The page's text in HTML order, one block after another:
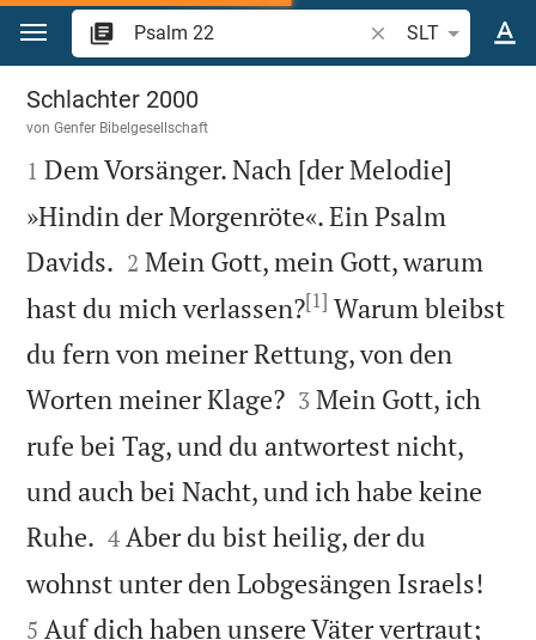
Zum Inhalt springen
Bibelstelle oder
SLT
Psalm 22
Schlachter 2000
vonGenfer Bibelgesellschaft

1 Dem Vorsänger. Nach [der Melodie]
»Hindin der Morgenröte«. Ein Psalm
Davids. 

2 Mein Gott, mein Gott, warum
hast du mich verlassen?[1] Warum bleibst
du fern von meiner Rettung, von den
Worten meiner Klage?
3 Mein Gott, ich
rufe bei Tag, und du antwortest nicht,
und auch bei Nacht, und ich habe keine
Ruhe. 

4 Aber du bist heilig, der du
wohnst unter den Lobgesängen Israels!
5 Auf dich haben unsere Väter vertraut;